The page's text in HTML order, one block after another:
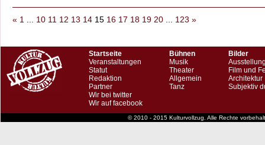
« 1 ... 10 11 12 13 14 15 16 17 18 19 20 ... 123 »
Startseite
Veranstaltungen
Statut
Redaktion
Partner
Wir bei twitter
Wir auf facebook
Bühnen
Musik
Theater
Allgemein
Tanz
Bilder
Film und
Architektur
Subjektiv
© 2010 - 2015 Kulturvollzug. Alle Rechte